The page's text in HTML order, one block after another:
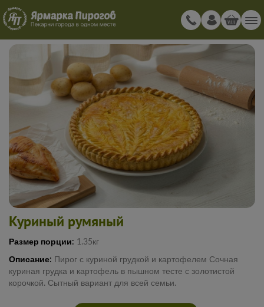
Куриный румяный
Размер порции: 1.35кг
Описание: Пирог с куриной грудкой и картофелем Сочная
куриная грудка и картофель в пышном тесте с золотистой
корочкой. Сытный вариант для всей семьи.